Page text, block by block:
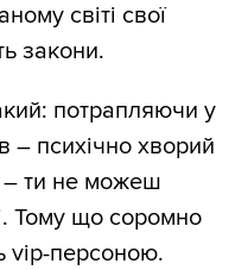
світі свої
закони.
потрапляючи у
– психічно хворий
– ти не можеш
Тому що соромно
vip-персоною.